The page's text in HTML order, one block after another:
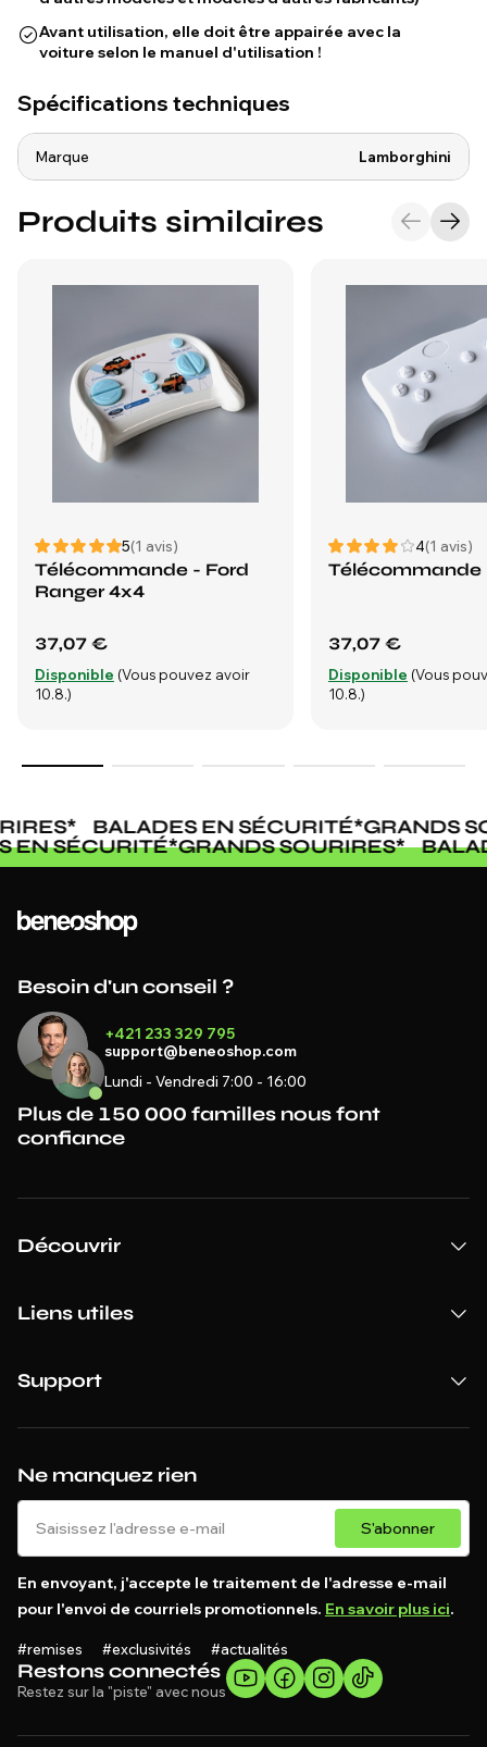
Avant utilisation, elle doit être appairée avec la
voiture selon le manuel d'utilisation !
Spécifications techniques
Marque Lamborghini
Produits similaires
5(1 avis)
Télécommande - Ford
Ranger 4x4
37,07 €
Disponible (Vous pouvez avoir
10.8.)
4(1 avis)
Télécommande
37,07 €
Disponible (Vous
10.8.)
* BALADES EN SÉCURITÉ*GRANDS
EN SÉCURITÉ*GRANDS SOURIRES*
Restons connectés
Restez sur la "piste" avec nous
Ne manquez rien
S'abonner
En envoyant, j'accepte le traitement de l'adresse e-mail
pour l'envoi de courriels promotionnels. En savoir plus ici.
#remises #exclusivités #actualités
Besoin d'un conseil ?
+421 233 329 795
support@beneoshop.com
Lundi - Vendredi 7:00 - 16:00
Plus de 150 000 familles nous font
confiance
Découvrir
Liens utiles
Support